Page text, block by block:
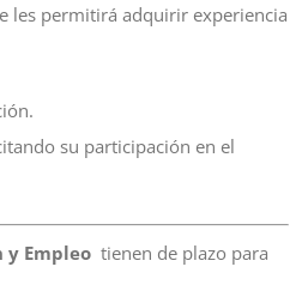
les permitirá adquirir experiencia
su participación en el
y Empleo tienen de plazo para